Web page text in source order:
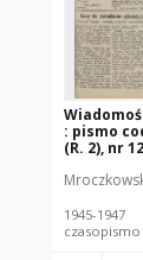
: pismo
(R. 2), nr
1945-1947
czasopismo